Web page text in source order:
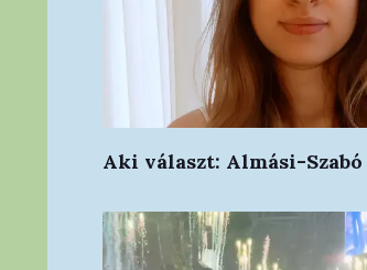
Aki választ: Almási-